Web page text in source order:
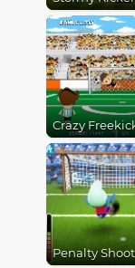
Crazy
Penalty